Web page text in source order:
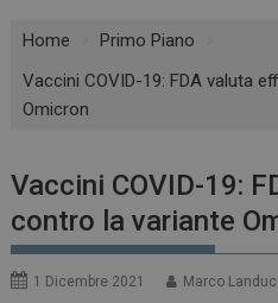
Home
Primo Piano
Vaccini COVID-19: FDA valuta
Omicron
Vaccini COVID-19:
contro la variante
1 Dicembre 2021 Marco